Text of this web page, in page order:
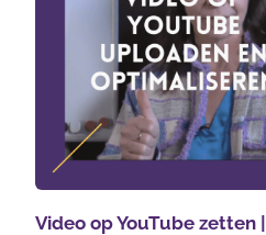
Video op YouTube zetten |